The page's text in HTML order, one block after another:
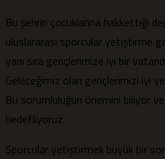
Bu şehrin çocuklarına hakkettiği
uluslararası sporcular yetiştirme
yanı sıra gençlerimize iyi bir
Geleceğimiz olan gençlerimizi iyi
Bu sorumluluğun önemini biliyor
hedefliyoruz.
Sporcular yetiştirmek büyük bir